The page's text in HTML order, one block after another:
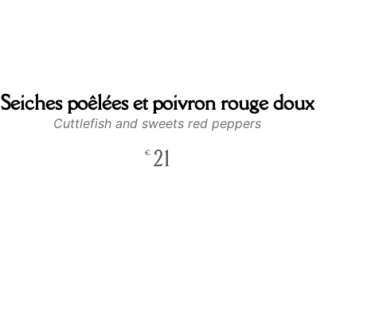
Seiches poêlées et poivron rouge doux
Cuttlefish and sweets red peppers
€ 21